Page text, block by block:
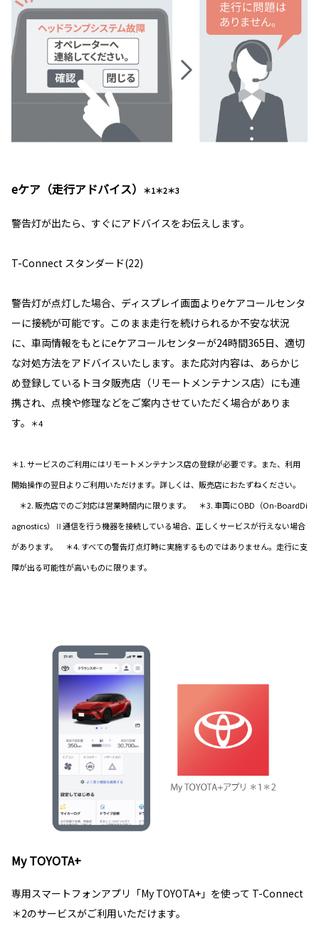
eケア（走行アドバイス） ＊1＊2＊3
警告灯が出たら、すぐにアドバイスをお伝えします。
T-Connect スタンダード(22)
警告灯が点灯した場合、ディスプレイ画面よりeケアコールセンタ
ーに接続が可能です。このまま走行を続けられるか不安な状況
に、車両情報をもとにeケアコールセンターが24時間365日、適切
な対処方法をアドバイスいたします。また応対内容は、あらかじ
め登録しているトヨタ販売店（リモートメンテナンス店）にも連
携され、点検や修理などをご案内させていただく場合がありま
す。
＊4
＊1. サービスのご利用にはリモートメンテナンス店の登録が必要です。また、利用
開始操作の翌日よりご利用いただけます。詳しくは、販売店におたずねください。
＊2. 販売店でのご対応は営業時間内に限ります。 ＊3. 車両にOBD（On-BoardDi
agnostics）Ⅱ通信を行う機器を接続している場合、正しくサービスが行えない場合
があります。 ＊4. すべての警告灯点灯時に実施するものではありません。走行に支
障が出る可能性が高いものに限ります。
My TOYOTA+
専用スマートフォンアプリ「My TOYOTA+」を使って T-Connect
＊2のサービスがご利用いただけます。